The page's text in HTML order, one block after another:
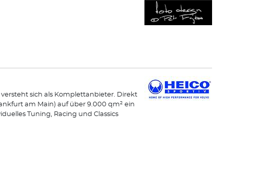
versteht sich als Komplettanbieter. Direkt
am Main) auf über 9.000 qm² ein
Tuning, Racing und Classics